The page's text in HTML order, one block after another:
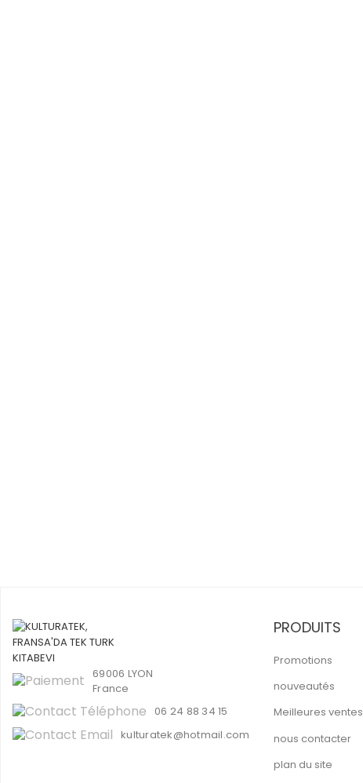
69006 LYON
France
06 24 88 34 15
kulturatek@hotmail.com
PRODUITS
Promotions
nouveautés
Meilleures ventes
nous contacter
plan du site